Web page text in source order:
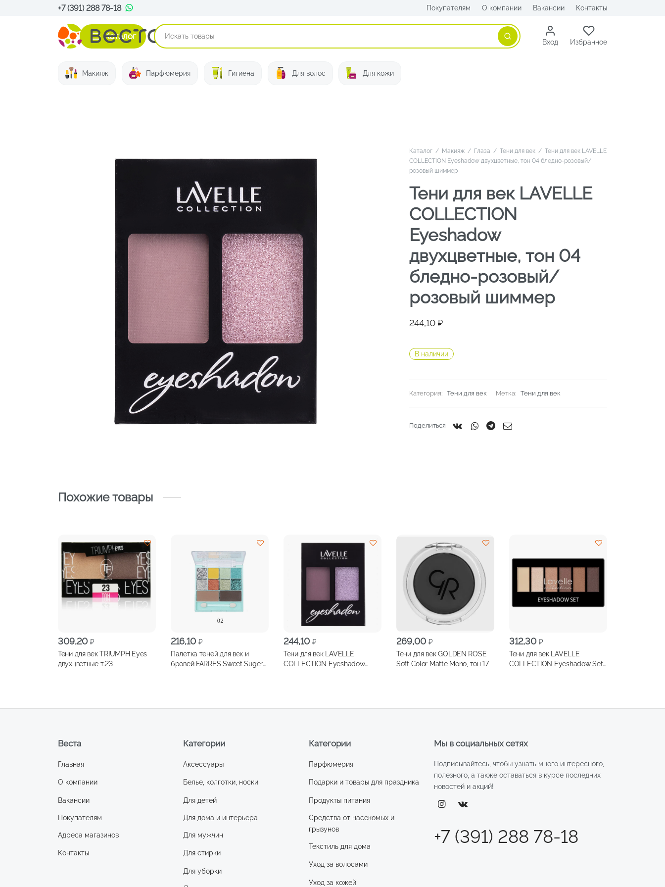
+7 (391) 288 78-18 Покупателям О компании Вакансии Контакты
Каталог
Поиск
Вход Избранное
Макияж Парфюмерия Гигиена Для волос Для кожи
Каталог / Макияж / Глаза / Тени для век / Тени для век LAVELLE
COLLECTION Eyeshadow двухцветные, тон 04 бледно-розовый/
розовый шиммер
Тени для век LAVELLE
COLLECTION
Eyeshadow
двухцветные, тон 04
бледно-розовый/
розовый шиммер
244,10 ₽
В наличии
Категория: Тени для век Метка: Тени для век
Поделиться
Похожие товары
309,20 ₽
Тени для век TRIUMPH Eyes
двухцветные т.23
216,10 ₽
Палетка теней для век и
бровей FARRES Sweet Suger
244,10 ₽
Тени для век LAVELLE
COLLECTION Eyeshadow
269,00 ₽
Тени для век GOLDEN ROSE
Soft Color Matte Mono, тон 17
312,30 ₽
Тени для век LAVELLE
COLLECTION Eyeshadow Set
Мы в социальных сетях
Подписывайтесь, чтобы узнать много интересного,
полезного, а также оставаться в курсе последних
новостей и акций!
+7 (391) 288 78-18
Категории
Аксессуары
Белье, колготки, носки
Для детей
Для дома и интерьера
Для мужчин
Для стирки
Для уборки
Категории
Парфюмерия
Подарки и товары для праздника
Продукты питания
Средства от насекомых и
грызунов
Текстиль для дома
Уход за волосами
Уход за кожей
Веста
Главная
О компании
Вакансии
Покупателям
Адреса магазинов
Контакты